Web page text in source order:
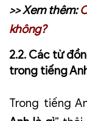
>> Xem thêm:
không?
2.2. Các từ
trong tiếng
Trong tiếng